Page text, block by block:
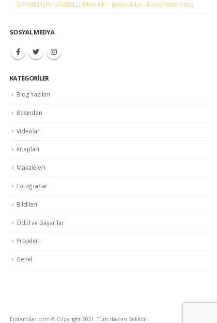
DEPREM İÇİN GÜVENLİ LİMAN MI? - Ender Bilar - Kişisel Web Sitesi
SOSYAL MEDYA
KATEGORILER
Blog Yazıları
Basından
Videolar
Kitapları
Makaleleri
Fotoğraflar
Bildileri
Ödül ve Başarılar
Projeleri
Genel
Enderbilar.com © Copyright 2021. Tüm Hakları Saklıdır.